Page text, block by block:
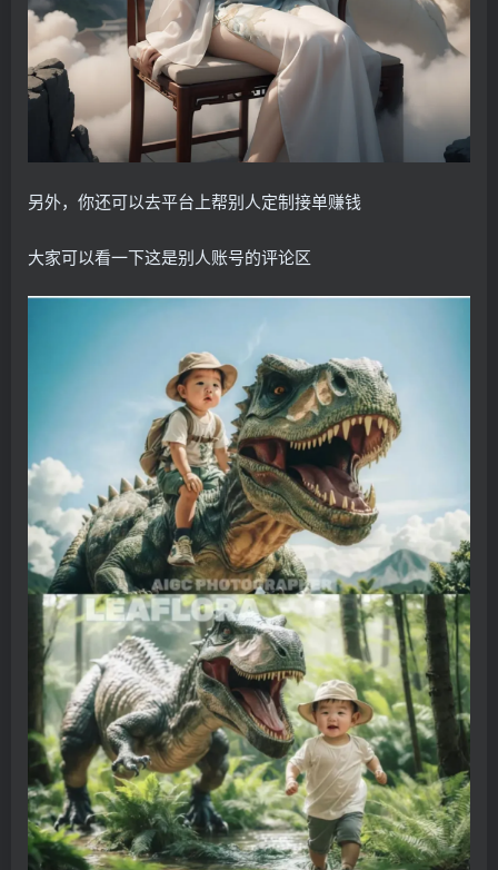
另外，你还可以去平台上帮别人定制接单赚钱
大家可以看一下这是别人账号的评论区